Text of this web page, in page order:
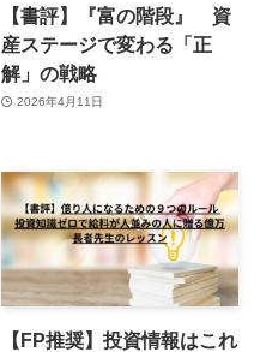
【書評】『富の階段』 資
産ステージで変わる「正
解」の戦略
2026年4月11日
【FP推奨】投資情報はこれ